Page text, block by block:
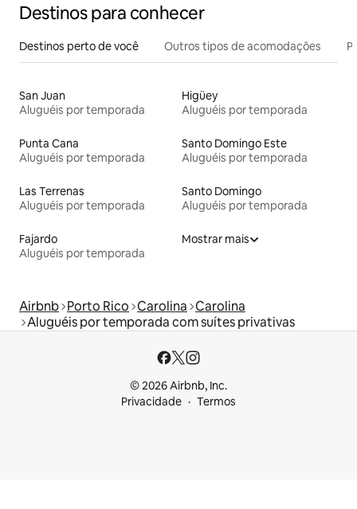
Destinos para conhecer
Destinos perto de você Outros tipos de acomodações
San Juan
Aluguéis por temporada
Higüey
Aluguéis por temporada
Punta Cana
Aluguéis por temporada
Santo Domingo Este
Aluguéis por temporada
Las Terrenas
Aluguéis por temporada
Santo Domingo
Aluguéis por temporada
Fajardo
Aluguéis por temporada
Mostrar mais
Airbnb Porto Rico Carolina Carolina
Aluguéis por temporada com suítes privativas
© 2026 Airbnb, Inc.
Privacidade
Termos